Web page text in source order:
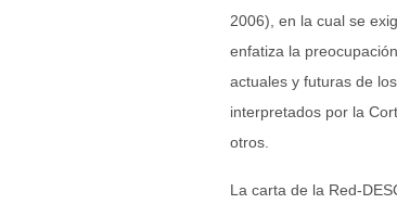
2006), en la cual se
enfatiza la
actuales y futuras de
interpretados por la
otros.
La carta de la Red-